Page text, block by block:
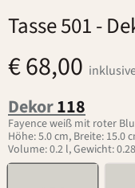
Tasse 501-
€ 68,00
Dekor118
Fayence weiß mit roter
Höhe: 5.0 cm, Breite: 15.0
Volume: 0.2 l, Gewicht: